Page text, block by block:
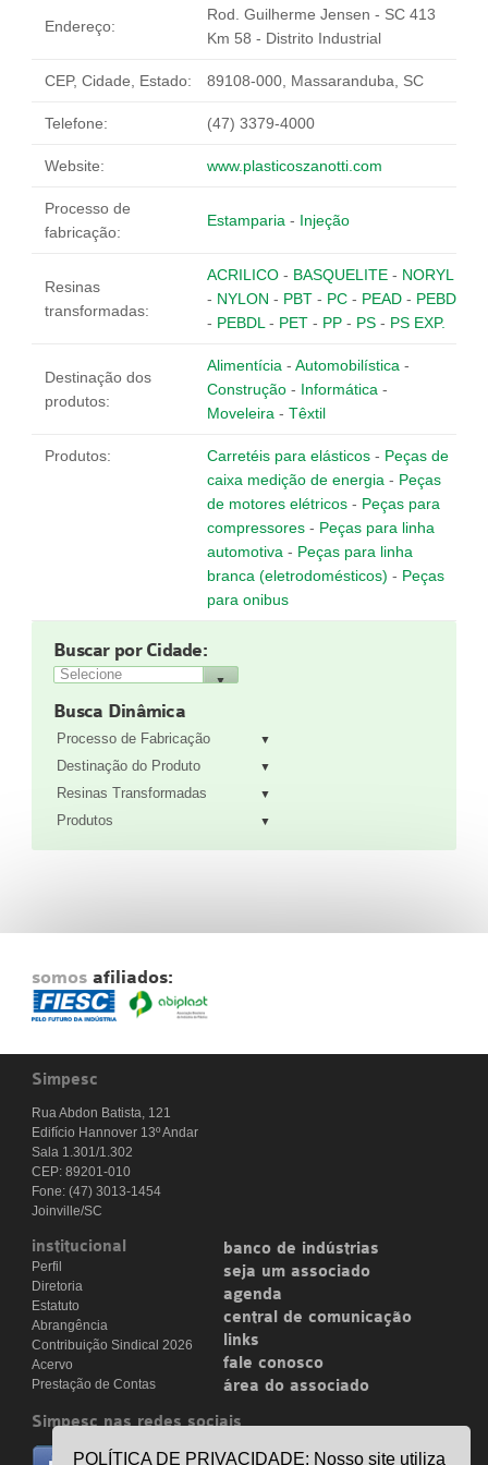
Fale Conosco
SEJA UM ASSOCIADO
VAGAS
Endereço:
Rod. Guilherme Jensen - SC 413
Km 58 - Distrito Industrial
CEP, Cidade, Estado: 89108-000, Massaranduba, SC
Telefone: (47) 3379-4000
Website: www.plasticoszanotti.com
Processo de
fabricação:
Estamparia - Injeção
Resinas
transformadas:
ACRILICO - BASQUELITE - NORYL
- NYLON - PBT - PC - PEAD - PEBD
- PEBDL - PET - PP - PS - PS EXP.
Destinação dos
produtos:
Alimentícia - Automobilística -
Construção - Informática -
Moveleira - Têxtil
Produtos: Carretéis para elásticos - Peças de
caixa medição de energia - Peças
de motores elétricos - Peças para
compressores - Peças para linha
automotiva - Peças para linha
branca (eletrodomésticos) - Peças
para onibus
Buscar por Cidade:
Busca Dinâmica
Processo de Fabricação
Destinação do Produto
Resinas Transformadas
Produtos
somos afiliados:
Simpesc
Rua Abdon Batista, 121
Edifício Hannover 13º Andar
Sala 1.301/1.302
CEP: 89201-010
Fone: (47) 3013-1454
Joinville/SC
institucional
Perfil
Diretoria
Estatuto
Abrangência
Contribuição Sindical 2026
Acervo
Prestação de Contas
banco de indústrias
seja um associado
agenda
central de comunicação
links
fale conosco
área do associado
Simpesc nas redes sociais
no facebook
POLÍTICA DE PRIVACIDADE: Nosso site utiliza